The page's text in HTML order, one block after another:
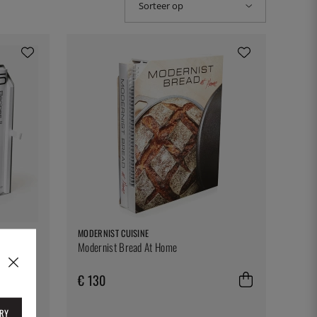
Sorteer op
MODERNIST CUISINE
Modernist Bread At Home
€ 130